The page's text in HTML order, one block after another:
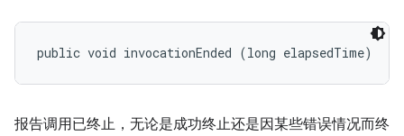
public void invocationEnded (long elapsedTime)
报告调用已终止，无论是成功终止还是因某些错误情况而终